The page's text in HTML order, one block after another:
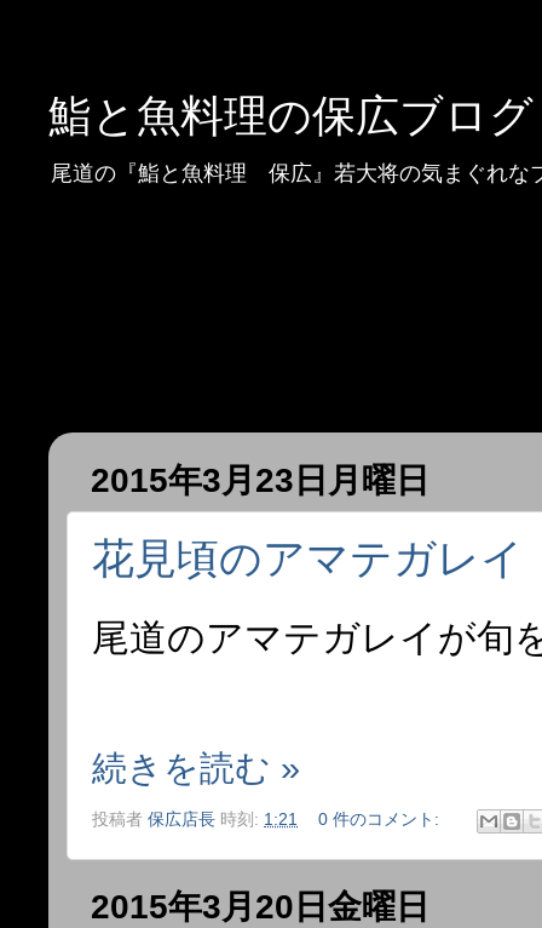
鮨と魚料理の保広ブログ
尾道の『鮨と魚料理 保広』若大将の気まぐれな
2015年3月23日月曜日
花見頃のアマテガレイ
尾道のアマテガレイが旬
続きを読む »
投稿者 保広店長 時刻: 1:21 0 件のコメント:
2015年3月20日金曜日